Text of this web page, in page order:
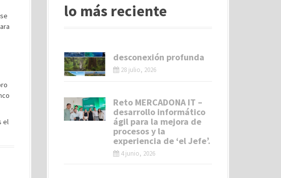
el
lo más reciente
desconexión profunda
28 julio, 2026
Reto MERCADONA IT –
desarrollo informático
ágil para la mejora de
procesos y la
experiencia de ‘el Jefe’.
4 junio, 2026